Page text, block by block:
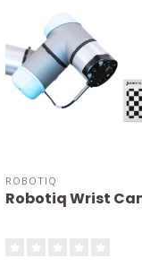
ROBOTIQ
Robotiq Wrist